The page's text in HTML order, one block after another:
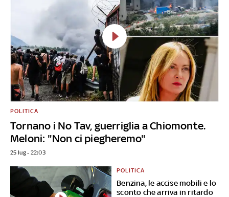
Tornano i No Tav, guerriglia a Chiomonte.
Meloni: "Non ci piegheremo"
POLITICA
25 lug - 22:03
Benzina, le accise mobili e lo
sconto che arriva in ritardo
POLITICA